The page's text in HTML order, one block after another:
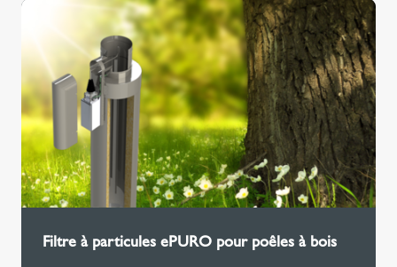
Filtre à particules ePURO pour poêles à bois